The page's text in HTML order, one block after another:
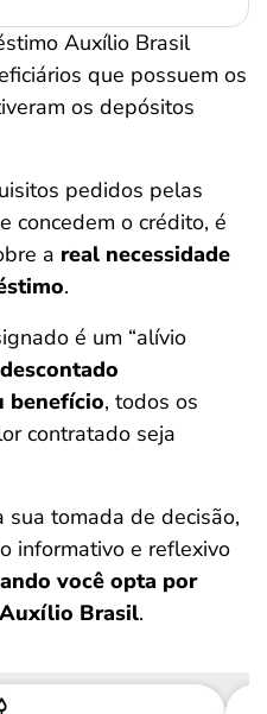
Auxílio Brasil
que possuem os
os depósitos
pedidos pelas
concedem o crédito, é
a real necessidade
.
é um “alívio
benefício, todos os
contratado seja
tomada de decisão,
informativo e reflexivo
você opta por
Brasil.